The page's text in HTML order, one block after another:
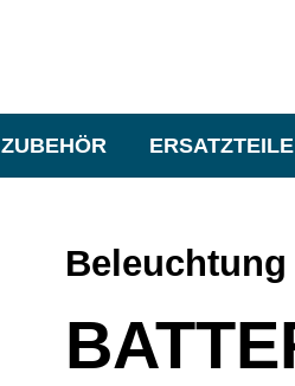
ZUBEHÖR ERSATZTEILE
Beleuchtung